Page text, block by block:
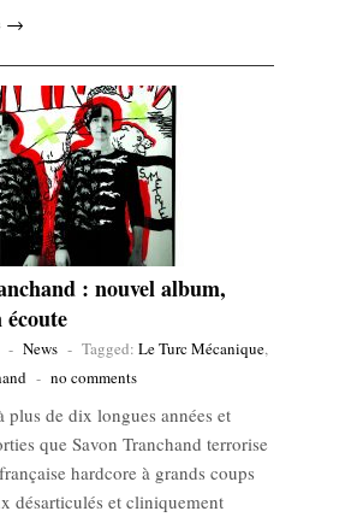
→
: nouvel album,
- News - Tagged: Le Turc Mécanique,
- no comments
plus de dix longues années et
que Savon Tranchand terrorise
hardcore à grands coups
désarticulés et cliniquement